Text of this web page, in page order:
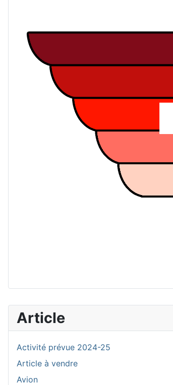
Article
Activité prévue 2024-25
Article à vendre
Avion